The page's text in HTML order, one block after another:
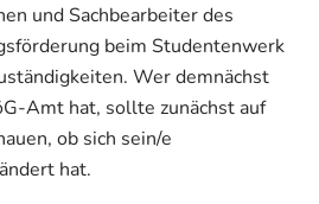
und Sachbearbeiter des
beim Studentenwerk
Wer demnächst
Amt hat, sollte zunächst auf
ob sich sein/e
hat.